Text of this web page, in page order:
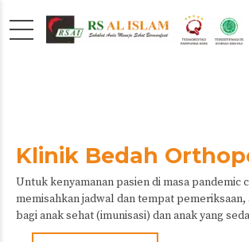
Klinik Bedah
Untuk kenyamanan pasien di masa pandemic
memisahkan jadwal dan tempat
bagi anak sehat (imunisasi) dan anak yang